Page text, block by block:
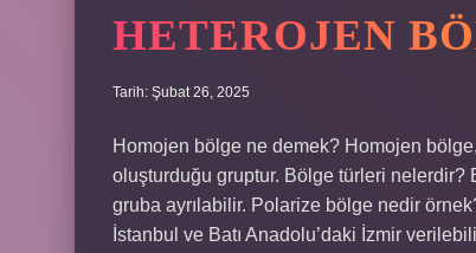
HETEROJEN
Tarih: Şubat 26, 2025
Homojen bölge ne demek? Homojen
oluşturduğu gruptur. Bölge türleri
gruba ayrılabilir. Polarize bölge nedir
İstanbul ve Batı Anadolu’daki İzmir